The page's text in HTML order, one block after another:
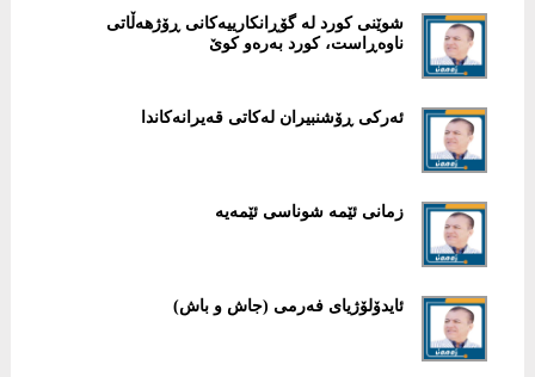
شوێنی کورد لە گۆڕانکارییەکانی ڕۆژهەڵاتی
ناوەڕاست، کورد بەرەو کوێ
ئەرکی ڕۆشنبیران لەکاتی قەیرانەکاندا
زمانی ئێمە شوناسی ئێمەیە
ئایدۆلۆژیای فەرمی (جاش و باش)